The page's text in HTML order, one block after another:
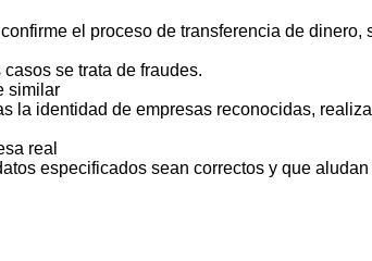
el proceso de transferencia de
se trata de fraudes.
similar
la identidad de empresas reconocidas,
real
especificados sean correctos y que